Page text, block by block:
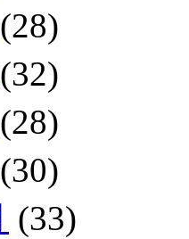
(28)
(32)
(28)
(30)
(33)